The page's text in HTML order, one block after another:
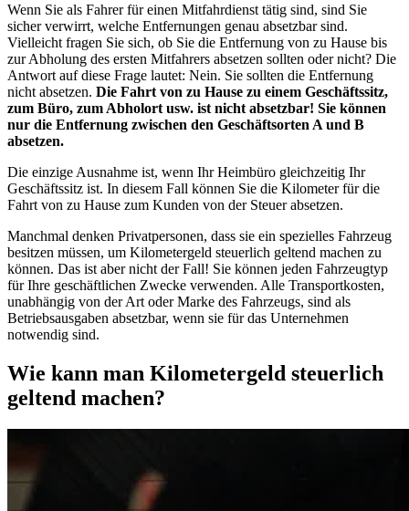
Wenn Sie als Fahrer für einen Mitfahrdienst tätig sind, sind Sie
sicher verwirrt, welche Entfernungen genau absetzbar sind.
Vielleicht fragen Sie sich, ob Sie die Entfernung von zu Hause bis
zur Abholung des ersten Mitfahrers absetzen sollten oder nicht? Die
Antwort auf diese Frage lautet: Nein. Sie sollten die Entfernung
nicht absetzen. Die Fahrt von zu Hause zu einem Geschäftssitz,
zum Büro, zum Abholort usw. ist nicht absetzbar! Sie können
nur die Entfernung zwischen den Geschäftsorten A und B
absetzen.
Die einzige Ausnahme ist, wenn Ihr Heimbüro gleichzeitig Ihr
Geschäftssitz ist. In diesem Fall können Sie die Kilometer für die
Fahrt von zu Hause zum Kunden von der Steuer absetzen.
Manchmal denken Privatpersonen, dass sie ein spezielles Fahrzeug
besitzen müssen, um Kilometergeld steuerlich geltend machen zu
können. Das ist aber nicht der Fall! Sie können jeden Fahrzeugtyp
für Ihre geschäftlichen Zwecke verwenden. Alle Transportkosten,
unabhängig von der Art oder Marke des Fahrzeugs, sind als
Betriebsausgaben absetzbar, wenn sie für das Unternehmen
notwendig sind.
Wie kann man Kilometergeld steuerlich
geltend machen?